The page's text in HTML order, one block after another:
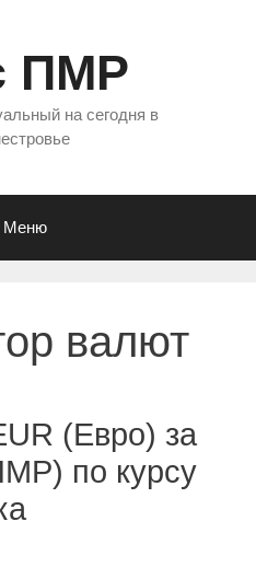
ПМР
на сегодня в
Меню
валют
(Евро) за
по курсу